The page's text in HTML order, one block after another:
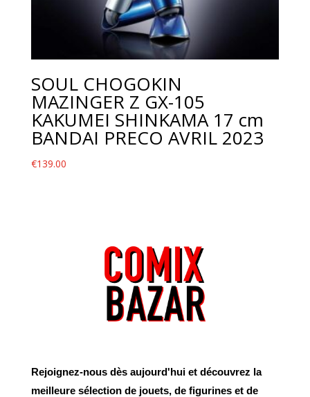
SOUL CHOGOKIN
MAZINGER Z GX-105
KAKUMEI SHINKAMA 17 cm
BANDAI PRECO AVRIL 2023
€139.00
Rejoignez-nous dès aujourd'hui et découvrez la
meilleure sélection de jouets, de figurines et de